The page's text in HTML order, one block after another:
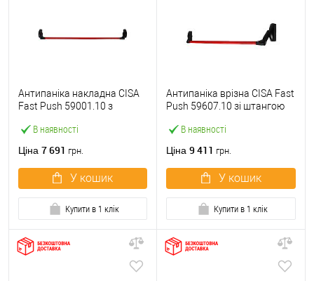
В наявності
Антипаніка накладна CISA
Fast Push 59001.10 з
мм червона
Ціна 7 691 грн.
У кошик
Купити в 1 клік
В наявності
Антипаніка врізна CISA Fast
Push 59607.10 зі штангою
Ціна 9 411 грн.
У кошик
Купити в 1 клік